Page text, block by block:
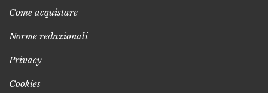
Come acquistare
Norme redazionali
Privacy
Cookies